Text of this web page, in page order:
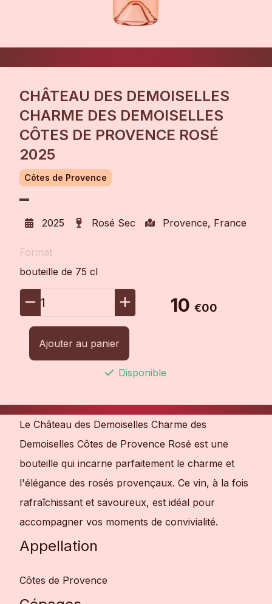
CHÂTEAU DES DEMOISELLES
CHARME DES DEMOISELLES
CÔTES DE PROVENCE ROSÉ
2025
Côtes de Provence
2025 Rosé Sec Provence, France
Format
bouteille de 75 cl
1 10€00
Ajouter au panier
Disponible
Le Château des Demoiselles Charme des
Demoiselles Côtes de Provence Rosé est une
bouteille qui incarne parfaitement le charme et
l'élégance des rosés provençaux. Ce vin, à la fois
rafraîchissant et savoureux, est idéal pour
accompagner vos moments de convivialité.
Appellation
Côtes de Provence